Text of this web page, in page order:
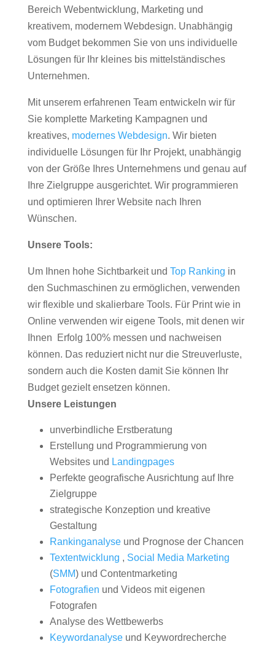
Bereich Webentwicklung, Marketing und
kreativem, modernem Webdesign. Unabhängig
vom Budget bekommen Sie von uns individuelle
Lösungen für Ihr kleines bis mittelständisches
Unternehmen.
Mit unserem erfahrenen Team entwickeln wir für
Sie komplette Marketing Kampagnen und
kreatives, modernes Webdesign. Wir bieten
individuelle Lösungen für Ihr Projekt, unabhängig
von der Größe Ihres Unternehmens und genau auf
Ihre Zielgruppe ausgerichtet. Wir programmieren
und optimieren Ihrer Website nach Ihren
Wünschen.
Unsere Tools:
Um Ihnen hohe Sichtbarkeit und Top Ranking in
den Suchmaschinen zu ermöglichen, verwenden
wir flexible und skalierbare Tools. Für Print wie in
Online verwenden wir eigene Tools, mit denen wir
Ihnen Erfolg 100% messen und nachweisen
können. Das reduziert nicht nur die Streuverluste,
sondern auch die Kosten damit Sie können Ihr
Budget gezielt ensetzen können.
Unsere Leistungen
unverbindliche Erstberatung
Erstellung und Programmierung von
Websites und Landingpages
Perfekte geografische Ausrichtung auf Ihre
Zielgruppe
strategische Konzeption und kreative
Gestaltung
Rankinganalyseund Prognose der Chancen
Textentwicklung , Social Media Marketing
(SMM) und Contentmarketing
Fotografien und Videos mit eigenen
Fotografen
Analyse des Wettbewerbs
Keywordanalyseund Keywordrecherche